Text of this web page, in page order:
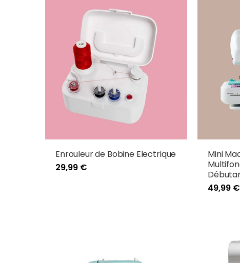
Enrouleur de Bobine Electrique
29,99 €
Mini
49,99 €